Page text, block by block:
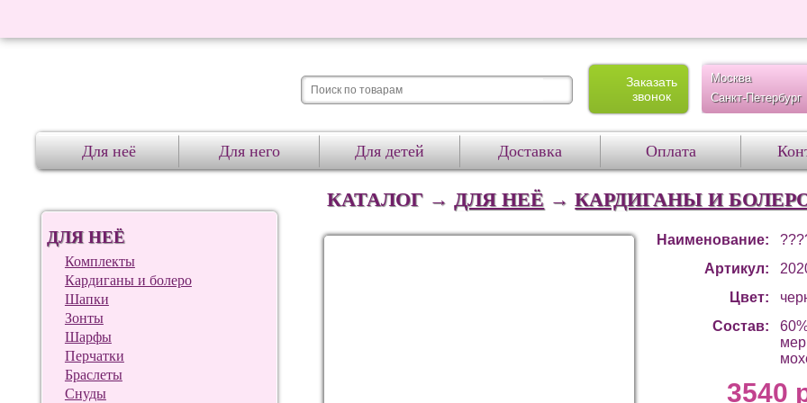
Заказать
звонок
Москва
Санкт-Петербург
Для неё Для него Для детей Доставка Оплата
ДЛЯ НЕЁ
Комплекты
Кардиганы и болеро
Шапки
Зонты
Шарфы
Перчатки
Браслеты
Снуды
КАТАЛОГ →ДЛЯ НЕЁ →КАРДИГАНЫ И
Наименование:
Артикул:
Цвет:
Состав:
3540